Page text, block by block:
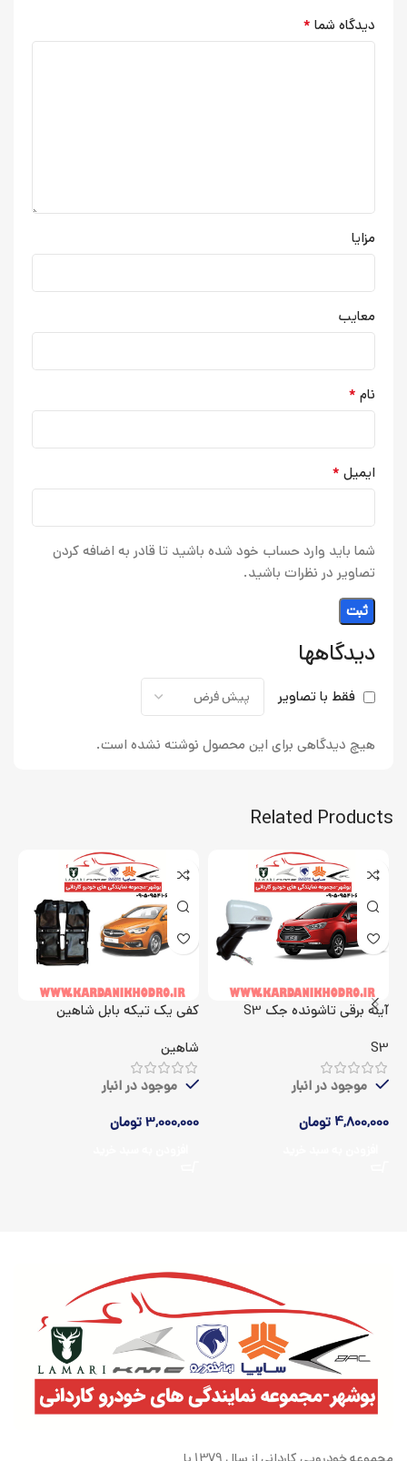
دیدگاهها
فقط با تصاویر
هیچ دیدگاهی برای این محصول نوشته نشده است.
دیدگاه شما *
مزایا
معایب
نام *
ایمیل *
شما باید وارد حساب خود شده باشید تا قادر به اضافه کردن
تصاویر در نظرات باشید.
Related Products
آینه برقی تاشونده جک S3
S3
موجود در انبار
4,800,000 تومان
کفی یک تیکه بابل شاهین
شاهین
موجود در انبار
3,000,000تومان